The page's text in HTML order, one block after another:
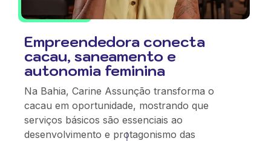
Empreendedora conecta
cacau, saneamento e
autonomia feminina
Na Bahia, Carine Assunção transforma o
cacau em oportunidade, mostrando que
serviços básicos são essenciais ao
desenvolvimento e protagonismo das